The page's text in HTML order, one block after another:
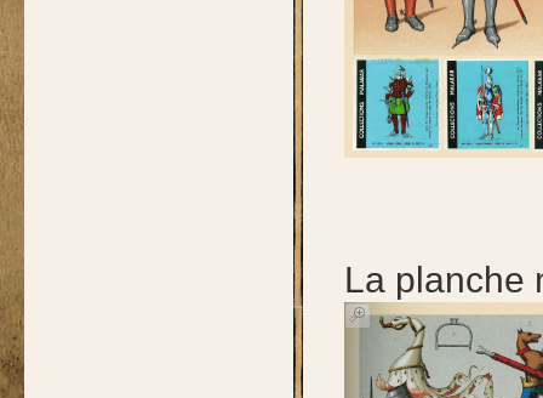
La planche